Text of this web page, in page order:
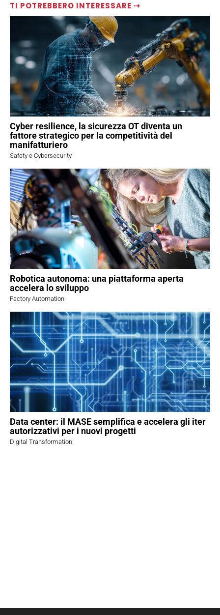
TI POTREBBERO INTERESSARE ⇢
Cyber resilience, la sicurezza OT diventa un
fattore strategico per la competitività del
manifatturiero
Safety e Cybersecurity
Robotica autonoma: una piattaforma aperta
accelera lo sviluppo
Factory Automation
Data center: il MASE semplifica e accelera gli iter
autorizzativi per i nuovi progetti
Digital Transformation